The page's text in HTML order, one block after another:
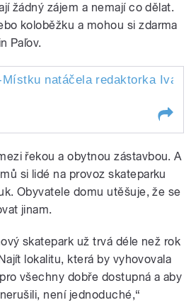
žádný zájem a nemají co dělat.
koloběžku a mohou si zdarma
Paľov.
natáčela redaktorka Iva
řekou a obytnou zástavbou. A
si lidé na provoz skateparku
Obyvatele domu utěšuje, že se
jinam.
skatepark už trvá déle než rok
lokalitu, která by vyhovovala
všechny dobře dostupná a aby
není jednoduché,“